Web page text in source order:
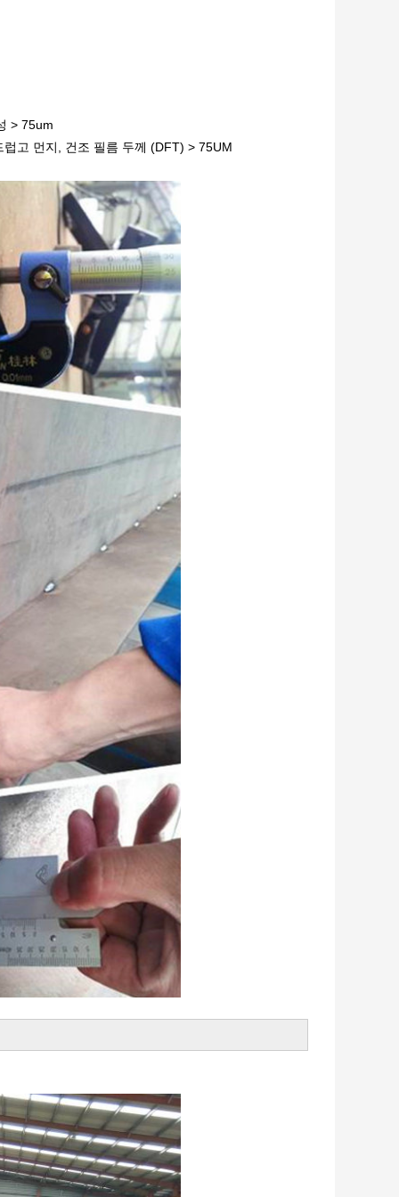
> 75um
고 먼지, 건조 필름 두께 (DFT) > 75UM